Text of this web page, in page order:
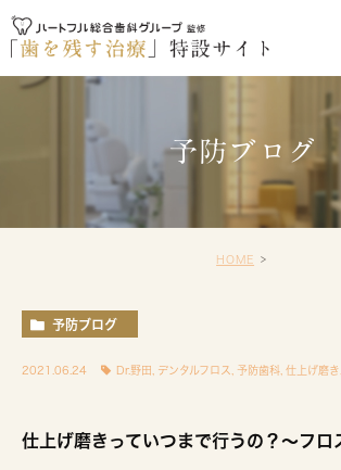
予防ブログ
HOME
予防ブログ
2021.06.24 Dr.野田 デンタルフロス 予防歯科 仕上げ磨き
仕上げ磨きっていつまで行うの？〜フロ